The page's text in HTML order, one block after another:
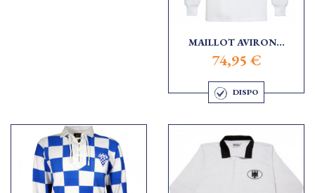
MAILLOT AVIRON...
74,95 €
DISPO